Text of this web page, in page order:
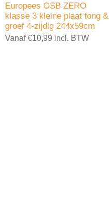
Europees OSB ZERO
klasse 3 kleine plaat tong &
groef 4-zijdig 244x59cm
Vanaf €10,99 incl. BTW